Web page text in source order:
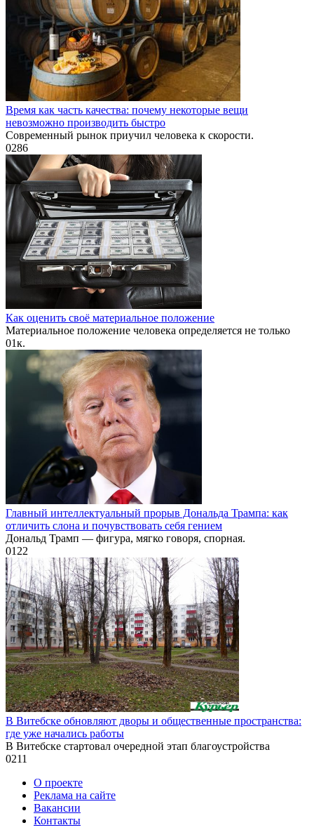
Время как часть качества: почему некоторые вещи
невозможно производить быстро
Современный рынок приучил человека к скорости.
0286
Как оценить своё материальное положение
Материальное положение человека определяется не только
01к.
Главный интеллектуальный прорыв Дональда Трампа: как
отличить слона и почувствовать себя гением
Дональд Трамп — фигура, мягко говоря, спорная.
0122
В Витебске обновляют дворы и общественные пространства:
где уже начались работы
В Витебске стартовал очередной этап благоустройства
0211
О проекте
Реклама на сайте
Вакансии
Контакты